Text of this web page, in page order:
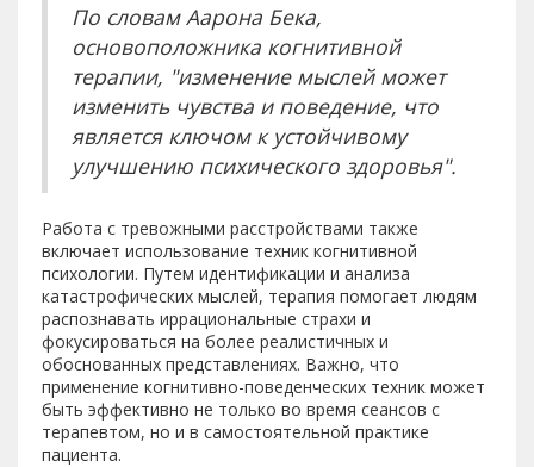
По словам Аарона Бека,
основоположника когнитивной
терапии, "изменение мыслей может
изменить чувства и поведение, что
является ключом к устойчивому
улучшению психического здоровья".
Работа с тревожными расстройствами также
включает использование техник когнитивной
психологии. Путем идентификации и анализа
катастрофических мыслей, терапия помогает людям
распознавать иррациональные страхи и
фокусироваться на более реалистичных и
обоснованных представлениях. Важно, что
применение когнитивно-поведенческих техник может
быть эффективно не только во время сеансов с
терапевтом, но и в самостоятельной практике
пациента.